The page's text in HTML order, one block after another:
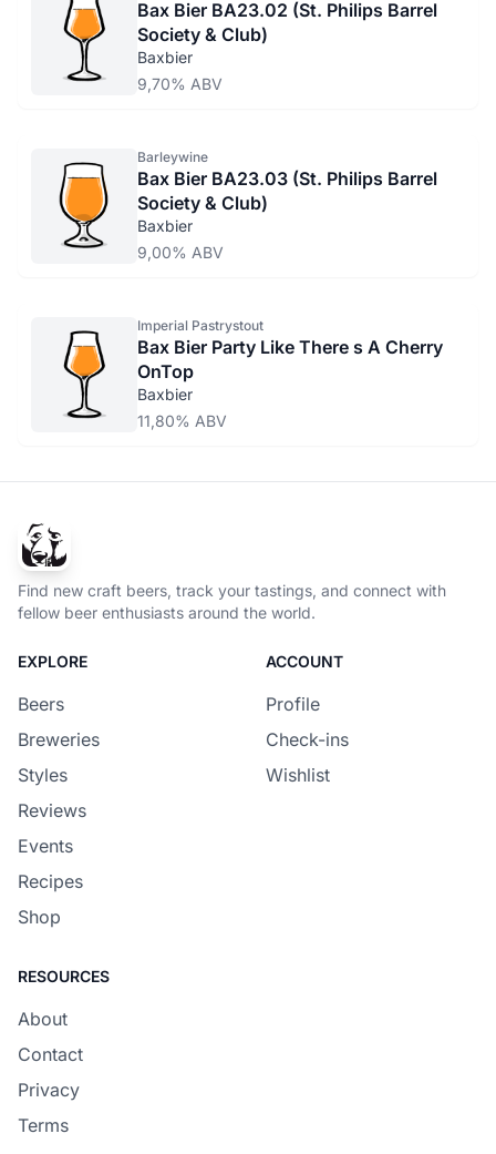
Bax Bier BA23.02 (St. Philips Barrel
Society & Club)
Baxbier
9,70% ABV
Barleywine
Bax Bier BA23.03 (St. Philips Barrel
Society & Club)
Baxbier
9,00% ABV
Imperial Pastrystout
Bax Bier Party Like There s A Cherry
OnTop
Baxbier
11,80% ABV
Find new craft beers, track your tastings, and connect with
fellow beer enthusiasts around the world.
EXPLORE
Beers
Breweries
Styles
Reviews
Events
Recipes
Shop
ACCOUNT
Profile
Check-ins
Wishlist
RESOURCES
About
Contact
Privacy
Terms